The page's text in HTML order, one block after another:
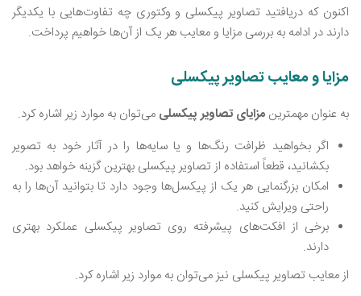
اکنون که دریافتید تصاویر پیکسلی و وکتوری چه تفاوت‌هایی با یکدیگر
دارند در ادامه به بررسی مزایا و معایب هر یک از آن‌ها خواهیم پرداخت.
مزایا و معایب تصاویر پیکسلی
به عنوان مهمترین مزایای تصاویر پیکسلی می‌توان به موارد زیر اشاره کرد.
اگر بخواهید ظرافت رنگ‌ها و یا سایه‌ها را در آثار خود به تصویر
بکشانید، قطعاً استفاده از تصاویر پیکسلی بهترین گزینه خواهد بود.
امکان بزرگنمایی هر یک از پیکسل‌ها وجود دارد تا بتوانید آن‌ها را به
راحتی ویرایش کنید.
برخی از افکت‌های پیشرفته روی تصاویر پیکسلی عملکرد بهتری
دارند.
از معایب تصاویر پیکسلی نیز می‌توان به موارد زیر اشاره کرد.